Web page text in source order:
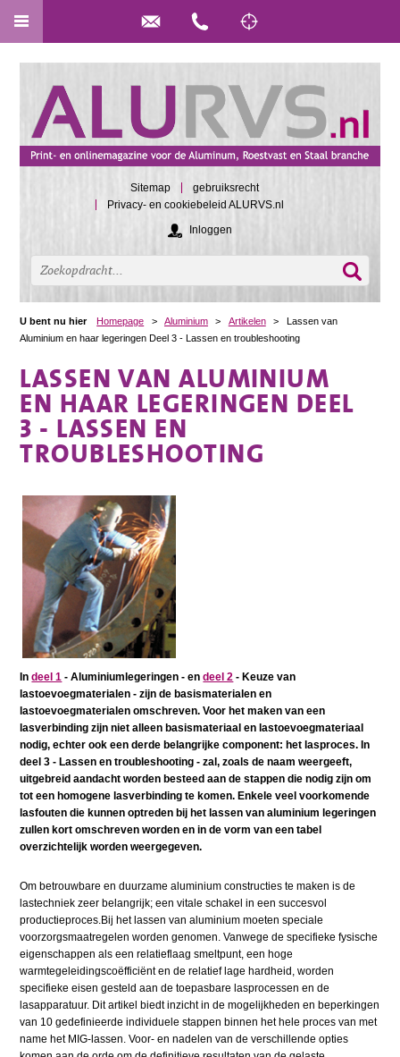
Sitemap
gebruiksrecht
Privacy- en cookiebeleid ALURVS.nl
Inloggen
U bent nu hier Homepage > Aluminium > Artikelen >
Lassen van
Aluminium en haar legeringen Deel 3 - Lassen en troubleshooting
LASSEN VAN ALUMINIUM
EN HAAR LEGERINGEN DEEL
3 - LASSEN EN
TROUBLESHOOTING
Indeel 1 - Aluminiumlegeringen - endeel 2 - Keuze van
lastoevoegmaterialen - zijn de basismaterialen en
lastoevoegmaterialen omschreven. Voor het maken van een
lasverbinding zijn niet alleen basismateriaal en lastoevoegmateriaal
nodig, echter ook een derde belangrijke component: het lasproces. In
deel 3 - Lassen en troubleshooting - zal, zoals de naam weergeeft,
uitgebreid aandacht worden besteed aan de stappen die nodig zijn om
tot een homogene lasverbinding te komen. Enkele veel voorkomende
lasfouten die kunnen optreden bij het lassen van aluminium legeringen
zullen kort omschreven worden en in de vorm van een tabel
overzichtelijk worden weergegeven.
Om betrouwbare en duurzame aluminium constructies te maken is de
lastechniek zeer belangrijk; een vitale schakel in een succesvol
productieproces.Bij het lassen van aluminium moeten speciale
voorzorgsmaatregelen worden genomen. Vanwege de specifieke fysische
eigenschappen als een relatieflaag smeltpunt, een hoge
warmtegeleidingscoëfficiënt en de relatief lage hardheid, worden
specifieke eisen gesteld aan de toepasbare lasprocessen en de
lasapparatuur. Dit artikel biedt inzicht in de mogelijkheden en beperkingen
van 10 gedefinieerde individuele stappen binnen het hele proces van met
name het MIG-lassen. Voor- en nadelen van de verschillende opties